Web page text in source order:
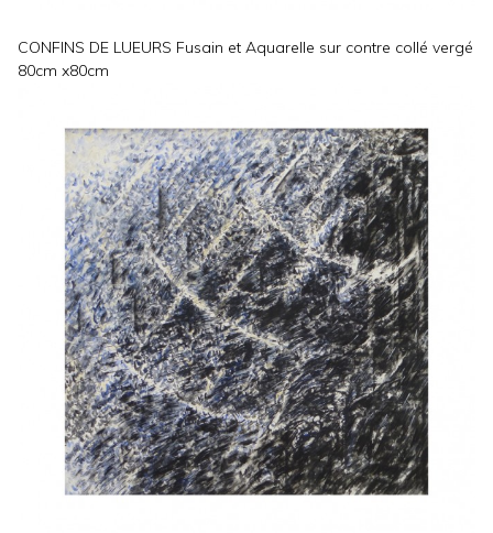
CONFINS DE LUEURS Fusain et Aquarelle sur contre collé vergé
80cm x80cm